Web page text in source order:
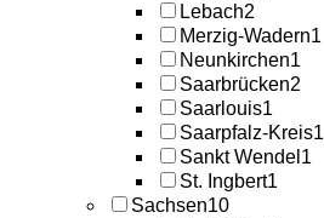
Lebach2
Merzig-Wadern1
Neunkirchen1
Saarbrücken2
Saarlouis1
Saarpfalz-Kreis1
Sankt Wendel 1
St. Ingbert1
Sachsen10